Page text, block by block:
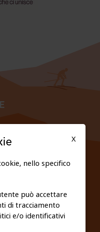
POLICY
X
nello specifico
può accettare
di tracciamento
e/o identificativi